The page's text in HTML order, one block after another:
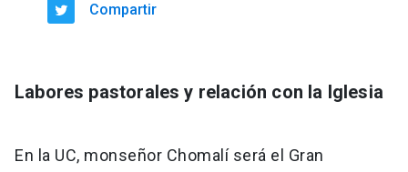
Compartir
Labores pastorales y relación con la Iglesia
En la UC, monseñor Chomalí será el Gran